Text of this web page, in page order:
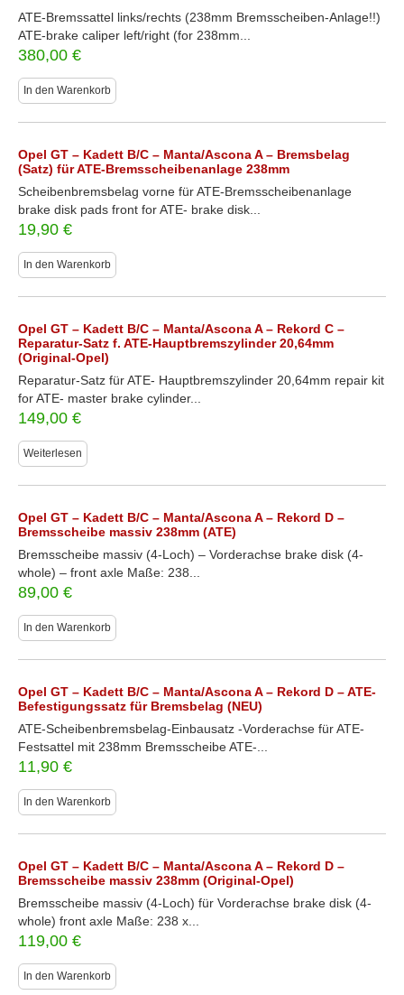
ATE-Bremssattel links/rechts (238mm Bremsscheiben-Anlage!!)
ATE-brake caliper left/right (for 238mm...
380,00 €
In den Warenkorb
Opel GT – Kadett B/C – Manta/Ascona A – Bremsbelag
(Satz) für ATE-Bremsscheibenanlage 238mm
Scheibenbremsbelag vorne für ATE-Bremsscheibenanlage
brake disk pads front for ATE- brake disk...
19,90 €
In den Warenkorb
Opel GT – Kadett B/C – Manta/Ascona A – Rekord C –
Reparatur-Satz f. ATE-Hauptbremszylinder 20,64mm
(Original-Opel)
Reparatur-Satz für ATE- Hauptbremszylinder 20,64mm repair kit
for ATE- master brake cylinder...
149,00 €
Weiterlesen
Opel GT – Kadett B/C – Manta/Ascona A – Rekord D –
Bremsscheibe massiv 238mm (ATE)
Bremsscheibe massiv (4-Loch) – Vorderachse brake disk (4-
whole) – front axle Maße: 238...
89,00 €
In den Warenkorb
Opel GT – Kadett B/C – Manta/Ascona A – Rekord D – ATE-
Befestigungssatz für Bremsbelag (NEU)
ATE-Scheibenbremsbelag-Einbausatz -Vorderachse für ATE-
Festsattel mit 238mm Bremsscheibe ATE-...
11,90 €
In den Warenkorb
Opel GT – Kadett B/C – Manta/Ascona A – Rekord D –
Bremsscheibe massiv 238mm (Original-Opel)
Bremsscheibe massiv (4-Loch) für Vorderachse brake disk (4-
whole) front axle Maße: 238 x...
119,00 €
In den Warenkorb